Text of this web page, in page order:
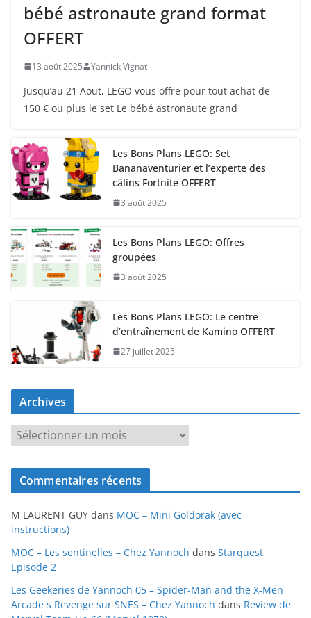
bébé astronaute grand format
OFFERT
13 août 2025 Yannick Vignat
Jusqu’au 21 Aout, LEGO vous offre pour tout achat de
150 € ou plus le set Le bébé astronaute grand
Les Bons Plans LEGO: Set
Bananaventurier et l’experte des
câlins Fortnite OFFERT
3 août 2025
Les Bons Plans LEGO: Offres
groupées
3 août 2025
Les Bons Plans LEGO: Le centre
d’entraînement de Kamino OFFERT
27 juillet 2025
Archives
r
c
v
e
s
Commentaires récents
M LAURENT GUY dans MOC – Mini Goldorak (avec
instructions)
MOC – Les sentinelles – Chez Yannoch dans Starquest
Episode 2
Les Geekeries de Yannoch 05 – Spider-Man and the X-Men
Arcade s Revenge sur SNES – Chez Yannoch dans Review de